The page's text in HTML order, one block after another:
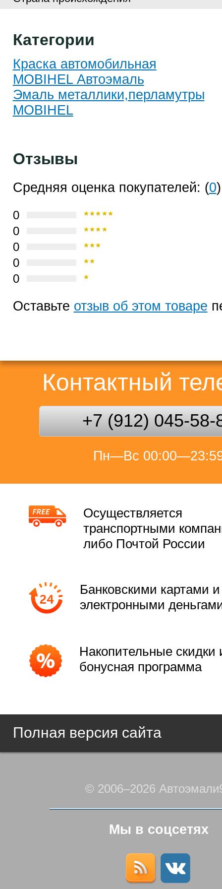
Категории
Краска автомобильная
MOBIHEL Автоэмаль
Эмаль металлики,перламутры
MOBIHEL
Отзывы
Средняя оценка покупателей: (0)
0
0
0
0
0
Оставьте отзыв об этом товаре
Контактный
+7 (912) 045-58-
Пн—Вс
Осуществляется
транспортными
либо Почтой России
Банковскими картами и
электронными
Накопительные скидки
бонусная программа
Полная версия сайта
© 2006–2026
Мы в соцсетях